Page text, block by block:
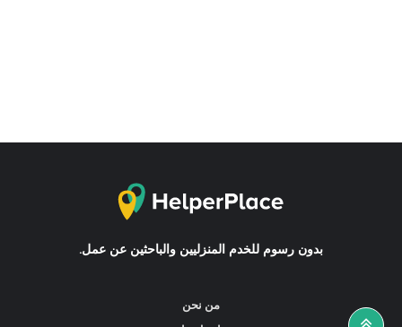
بدون رسوم للخدم المنزليين والباحثين عن عمل.
من نحن